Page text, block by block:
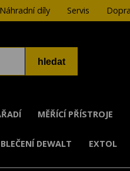
Náhradní díly Servis
MĚŘÍCÍ PŘÍSTROJE
DEWALT EXTOL